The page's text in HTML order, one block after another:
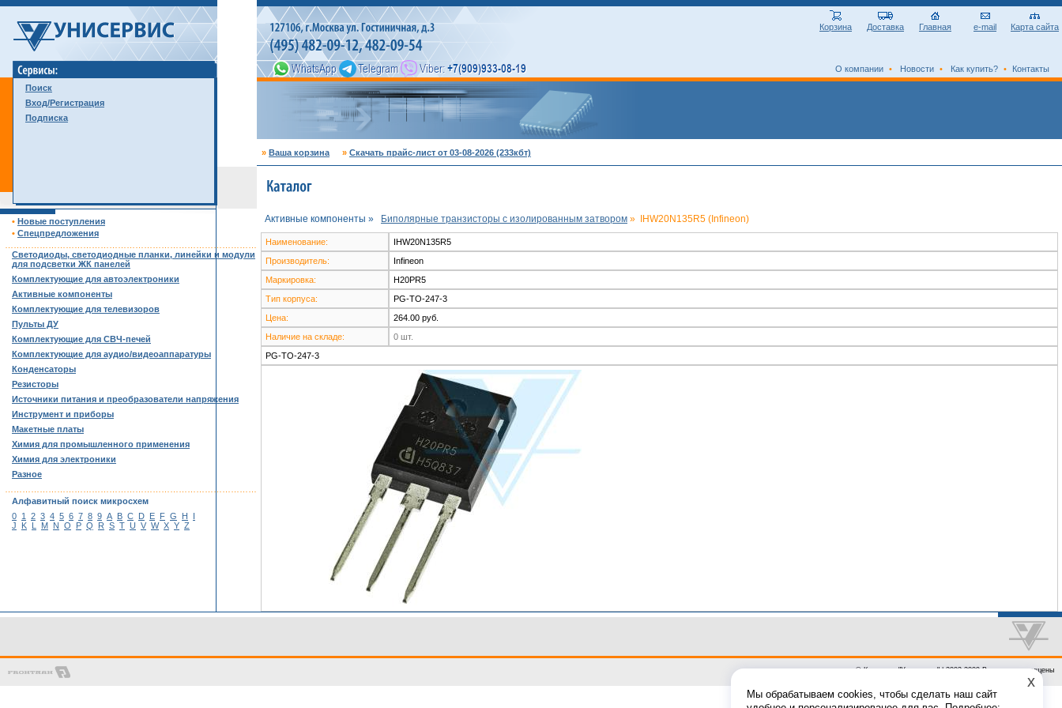
x
Мы обрабатываем cookies, чтобы сделать наш сайт
Поиск
Вход/Регистрация
Подписка
Корзина Доставка Главная e-mail Карта сайта
О компании • Новости • Как купить? • Контакты
» Ваша корзина » Скачать прайс-лист от 03-08-2026 (233кбт)
• Новые поступления
• Спецпредложения
Светодиоды, светодиодные планки, линейки и модули
для подсветки ЖК панелей
Комплектующие для автоэлектроники
Активные компоненты
Комплектующие для телевизоров
Пульты ДУ
Комплектующие для СВЧ-печей
Комплектующие для аудио/видеоаппаратуры
Конденсаторы
Резисторы
Источники питания и преобразователи напряжения
Инструмент и приборы
Макетные платы
Химия для промышленного применения
Химия для электроники
Разное
Алфавитный поиск микросхем
0 1 2 3 4 5 6 7 8 9 A B C D E F G H
I
J
K L M N O P Q R S T U V W X Y Z
Активные компоненты » Биполярные транзисторы с изолированным затвором » IHW20N135R5 (Infineon)
Наименование:
IHW20N135R5
Производитель:
Infineon
Маркировка:
H20PR5
Тип корпуса:
PG-TO-247-3
Цена:
264.00 руб.
Наличие на складе:
0 шт.
PG-TO-247-3
© Компания "Унисервис" | 2002-2009 Все права защищены